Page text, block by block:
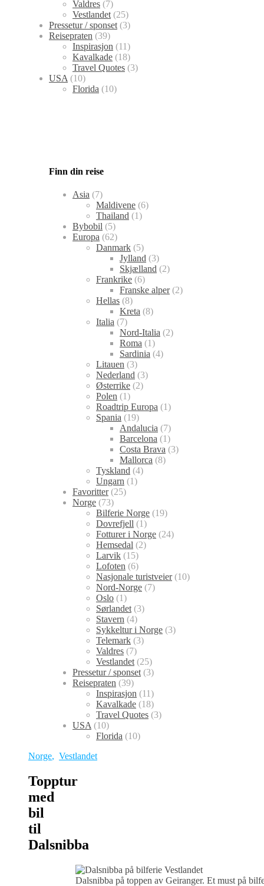
Valdres (7)
Vestlandet (25)
Pressetur / sponset (3)
Reisepraten (39)
Inspirasjon (11)
Kavalkade (18)
Travel Quotes (3)
USA (10)
Florida (10)
Finn din reise
Asia (7)
Maldivene (6)
Thailand (1)
Bybobil (5)
Europa (62)
Danmark (5)
Jylland (3)
Skjælland (2)
Frankrike (6)
Franske alper(2)
Hellas (8)
Kreta (8)
Italia (7)
Nord-Italia (2)
Roma (1)
Sardinia (4)
Litauen (3)
Nederland (3)
Østerrike (2)
Polen (1)
Roadtrip Europa (1)
Spania (19)
Andalucia (7)
Barcelona (1)
Costa Brava (3)
Mallorca (8)
Tyskland (4)
Ungarn (1)
Favoritter(25)
Norge (73)
Bilferie Norge (19)
Dovrefjell (1)
Fotturer i Norge (24)
Hemsedal (2)
Larvik (15)
Lofoten (6)
Nasjonale turistveier(10)
Nord-Norge (7)
Oslo (1)
Sørlandet (3)
Stavern (4)
Sykkeltur i Norge (3)
Telemark (3)
Valdres (7)
Vestlandet (25)
Pressetur / sponset (3)
Reisepraten (39)
Inspirasjon (11)
Kavalkade (18)
Travel Quotes (3)
USA (10)
Florida (10)
Norge, Vestlandet
Topptur
med
bil
til
Dalsnibba
Dalsnibba på toppen av Geiranger. Et must på